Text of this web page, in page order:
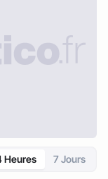
Heures 7 Jours